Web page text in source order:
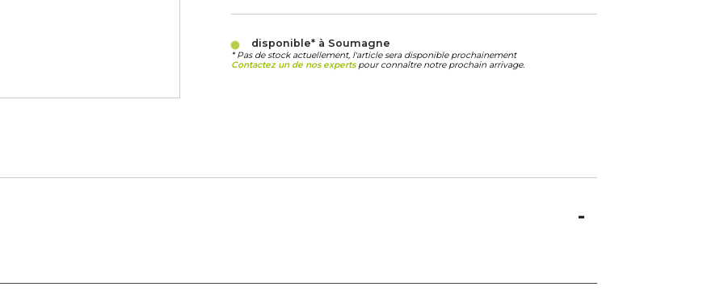
disponible* à Soumagne
* Pas de stock actuellement, l'article sera disponible prochainement
Contactez un de nos expertspour connaître notre prochain arrivage.